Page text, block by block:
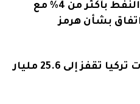
هبوط النفط بأكثر من 4% مع
بشأن هرمز
صادرات تركيا تقفز إلى 25.6 مليار